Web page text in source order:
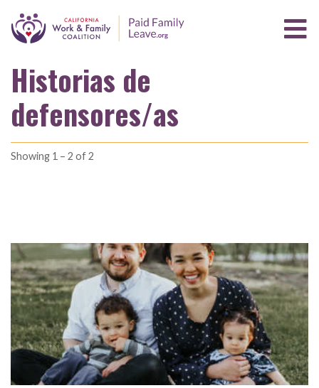
Historias de
defensores/as
Showing 1 – 2 of 2